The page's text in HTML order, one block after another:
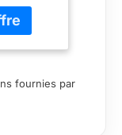
de
avec
-
fournies par